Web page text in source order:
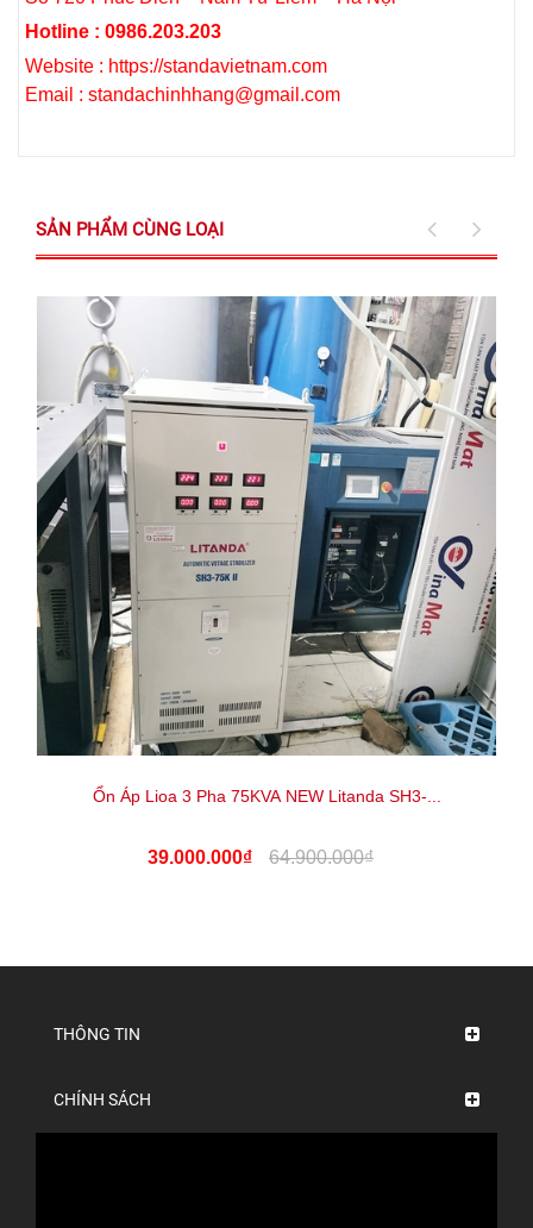
Hotline : 0986.203.203
Website : https://standavietnam.com
Email : standachinhhang@gmail.com
SẢN PHẨM CÙNG LOẠI
Ổn Áp Lioa 3 Pha 75KVA NEW Litanda SH3-...
39.000.000₫ 64.900.000₫
THÔNG TIN
CHÍNH SÁCH